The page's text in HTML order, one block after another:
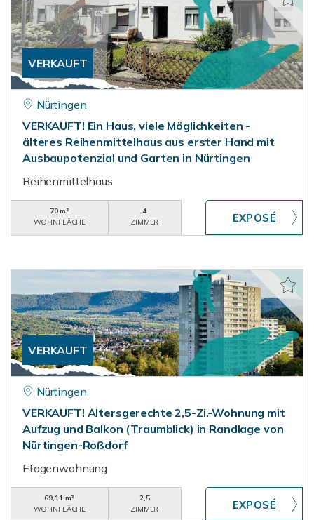
VERKAUFT
Nürtingen
VERKAUFT! Ein Haus, viele Möglichkeiten -
älteres Reihenmittelhaus aus erster Hand mit
Ausbaupotenzial und Garten in Nürtingen
Reihenmittelhaus
70 m²
WOHNFLÄCHE
4
ZIMMER
VERKAUFT
Nürtingen
VERKAUFT! Altersgerechte 2,5-Zi.-Wohnung mit
Aufzug und Balkon (Traumblick) in Randlage von
Nürtingen-Roßdorf
Etagenwohnung
69,11 m²
WOHNFLÄCHE
2,5
ZIMMER